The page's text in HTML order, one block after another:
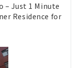
– Just 1 Minute
Residence for